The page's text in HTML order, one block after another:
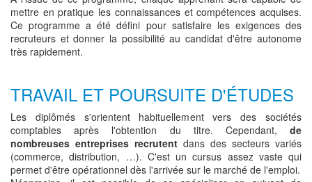
mettre en pratique les connaissances et compétences acquises.
Ce programme a été défini pour satisfaire les exigences des
recruteurs et donner la possibilité au candidat d'être autonome
très rapidement.
TRAVAIL ET POURSUITE D'ÉTUDES
Les diplômés s'orientent habituellement vers des sociétés
comptables après l'obtention du titre. Cependant, de
nombreuses entreprises recrutent dans des secteurs variés
(commerce, distribution, …). C'est un cursus assez vaste qui
permet d'être opérationnel dès l'arrivée sur le marché de l'emploi.